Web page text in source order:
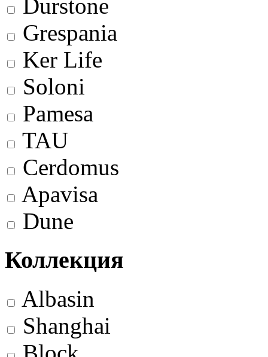
Durstone
Grespania
Ker Life
Soloni
Pamesa
TAU
Cerdomus
Apavisa
Dune
Коллекция
Albasin
Shanghai